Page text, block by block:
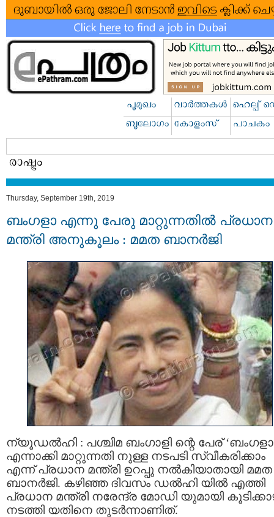
Thursday, September 19th, 2019
ബംഗളാ എന്നു പേരു മാറ്റുന്നതില്‍ പ്രധാന
മന്ത്രി അനുകൂലം : മമത ബാനർജി
ന്യൂഡൽഹി : പശ്ചിമ ബംഗാളി ന്റെ പേര്
എന്നാക്കി മാറ്റുന്നതി നുള്ള നടപടി സ്വീകരിക്കാം
എന്ന് പ്രധാന മന്ത്രി ഉറപ്പു നൽകിയാതായി മമത
ബാനർജി. കഴിഞ്ഞ ദിവസം ഡല്‍ഹി യില്‍ എത്തി
പ്രധാന മന്ത്രി നരേന്ദ്ര മോഡി യുമായി
നടത്തി യതിനെ തുടര്‍ന്നാണിത്.